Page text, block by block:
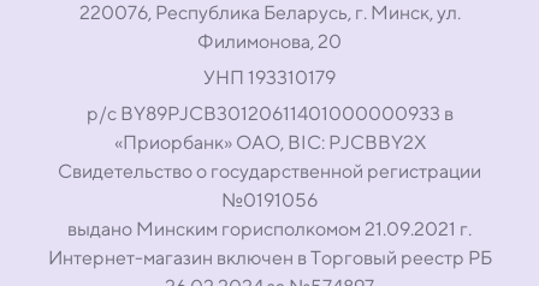
220076, Республика Беларусь, г. Минск, ул.
Филимонова, 20
УНП 193310179
р/с BY89PJCB30120611401000000933 в
«Приорбанк» ОАО, BIC: PJCBBY2X
Свидетельство о государственной регистрации
№0191056
выдано Минским горисполкомом 21.09.2021 г.
Интернет-магазин включен в Торговый реестр РБ